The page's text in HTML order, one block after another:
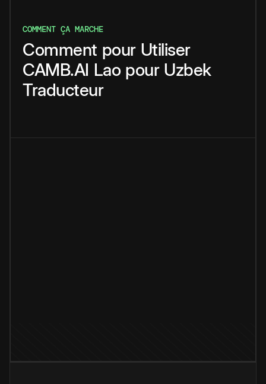
COMMENT ÇA MARCHE
Comment pour Utiliser
CAMB.AI Lao pour Uzbek
Traducteur